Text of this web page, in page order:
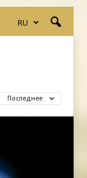
RU
Последнее